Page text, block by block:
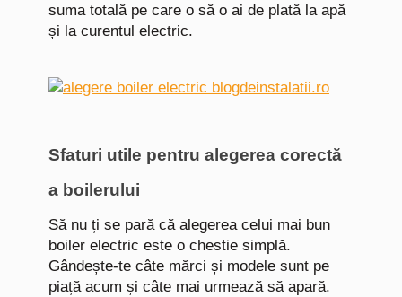
suma totală pe care o să o ai de plată la apă
și la curentul electric.
Sfaturi utile pentru alegerea corectă
a boilerului
Să nu ți se pară că alegerea celui mai bun
boiler electric este o chestie simplă.
Gândește-te câte mărci și modele sunt pe
piață acum și câte mai urmează să apară.